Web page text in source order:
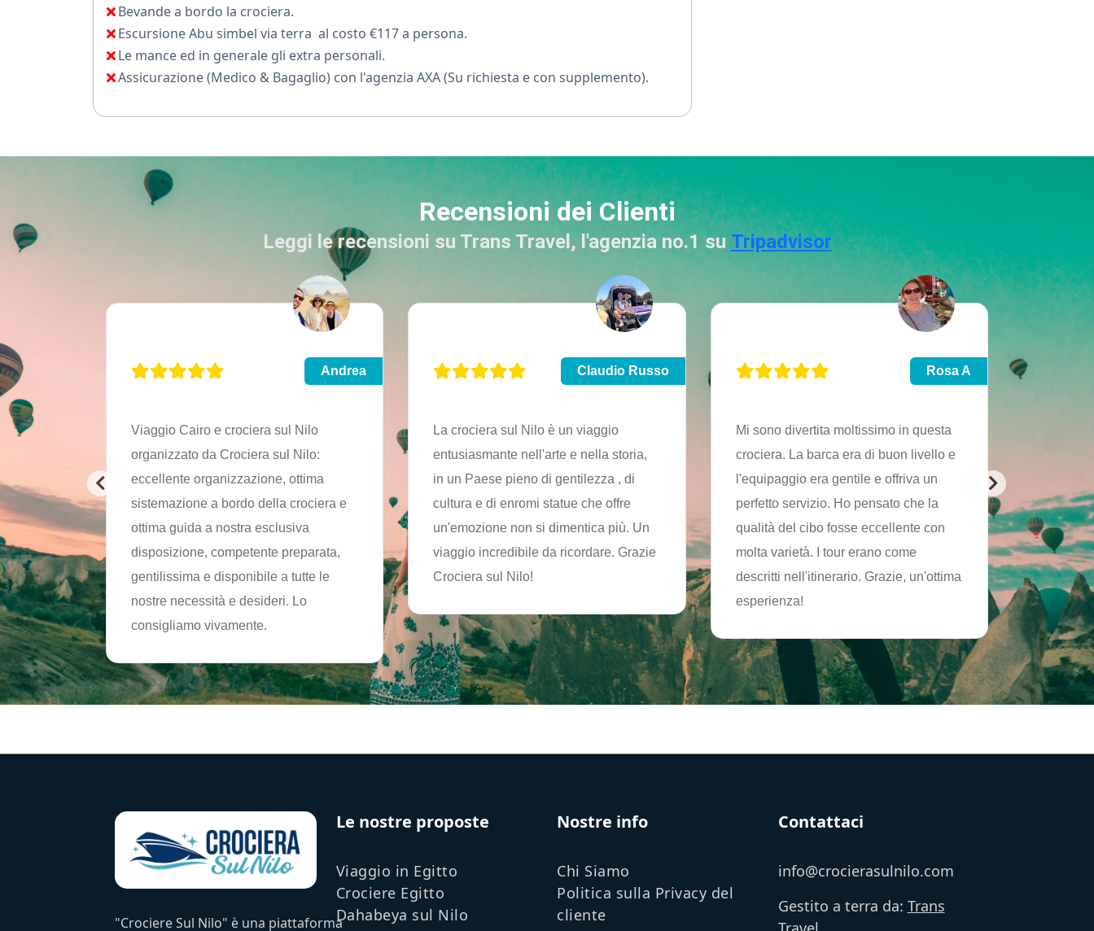
Bevande a bordo la crociera.
Escursione Abu simbel via terra al costo €117 a persona.
Le mance ed in generale gli extra personali.
Assicurazione (Medico & Bagaglio) con l'agenzia AXA (Su richiesta e con supplemento).
Recensioni dei Clienti
Leggi le recensioni su Trans Travel, l'agenzia no.1 su Tripadvisor
Martina Andrea
Viaggio Cairo e crociera sul Nilo
organizzato da Crociera sul Nilo:
eccellente organizzazione, ottima
sistemazione a bordo della crociera e
ottima guida a nostra esclusiva
disposizione, competente preparata,
gentilissima e disponibile a tutte le
nostre necessità e desideri. Lo
consigliamo vivamente.
Claudio Russo
La crociera sul Nilo è un viaggio
entusiasmante nell'arte e nella storia,
in un Paese pieno di gentilezza , di
cultura e di enromi statue che offre
un'emozione non si dimentica più. Un
viaggio incredibile da ricordare. Grazie
Crociera sul Nilo!
Rosa A
Mi sono divertita moltissimo in questa
crociera. La barca era di buon livello e
l'equipaggio era gentile e offriva un
perfetto servizio. Ho pensato che la
qualità del cibo fosse eccellente con
molta varietà. I tour erano come
descritti nell'itinerario. Grazie, un'ottima
esperienza!
crociera,
Grazie!
"Crociere Sul Nilo" è una piattaforma
Le nostre proposte
Viaggio in Egitto
Crociere Egitto
Dahabeya sul Nilo
Nostre info
Chi Siamo
Politica sulla Privacy del
cliente
Contattaci
info@crocierasulnilo.com
Gestito a terra da: Trans